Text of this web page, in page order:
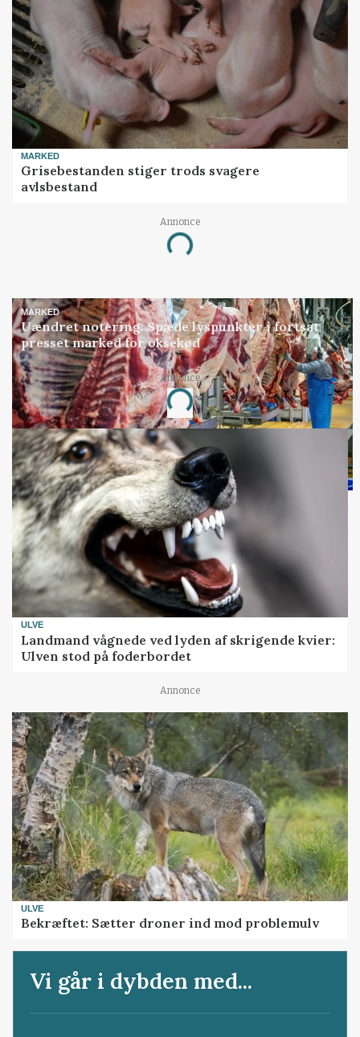
MARKED
Grisebestanden stiger trods svagere
avlsbestand
Annonce
Loading...
MARKED
Uændret notering: Spæde lyspunkter i fortsat
presset marked for oksekød
Annonce
Loading...
ULVE
Landmand vågnede ved lyden af skrigende kvier:
Ulven stod på foderbordet
Annonce
ULVE
Bekræftet: Sætter droner ind mod problemulv
Vi går i dybden med...